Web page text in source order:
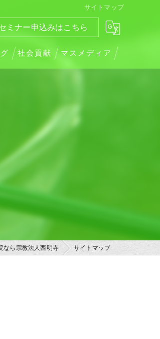
サイトマップ
ミナー申込みはこちら
社会貢献 マスメディア
なら宗教法人西明寺 サイトマップ